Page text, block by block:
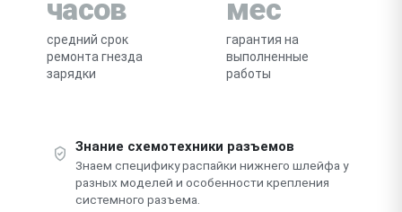
часов
средний срок
ремонта гнезда
зарядки
мес
гарантия на
выполненные
работы
Знание схемотехники разъемов
Знаем специфику распайки нижнего шлейфа у
разных моделей и особенности крепления
системного разъема.